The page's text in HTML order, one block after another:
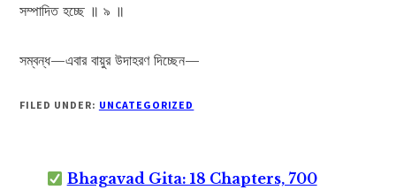
সম্পাদিত হচ্ছে ॥ ৯ ॥
সম্বন্ধ—এবার বায়ুর উদাহরণ দিচ্ছেন—
FILED UNDER: UNCATEGORIZED
Bhagavad Gita: 18 Chapters, 700